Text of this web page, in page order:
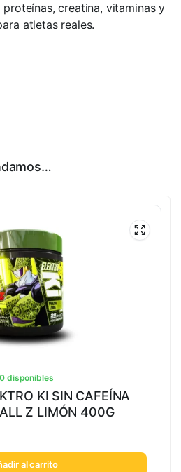
creatina, vitaminas y
atletas reales.
disponibles
KI SIN CAFEÍNA
Z LIMÓN 400G
al carrito